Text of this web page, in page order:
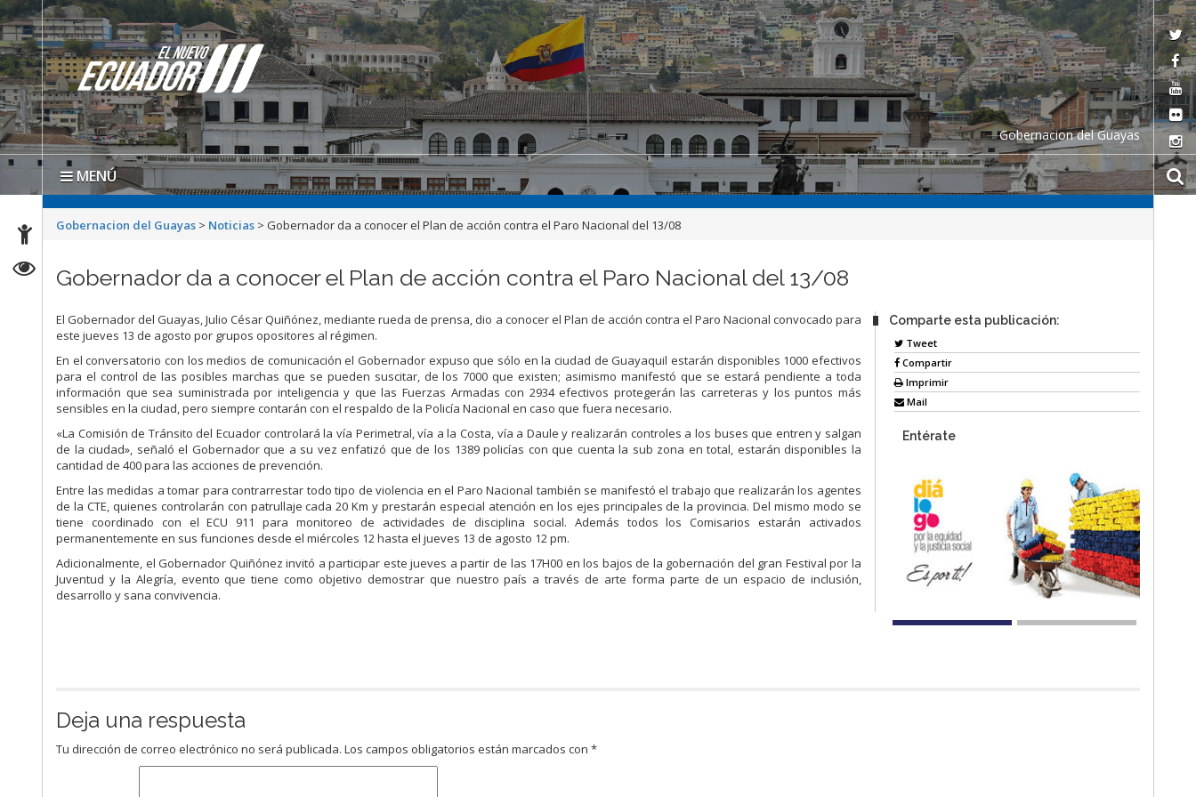
Gobernacion del Guayas
MENÚ
Gobernacion del Guayas > Noticias > Gobernador da a conocer el Plan de acción contra el Paro Nacional del 13/08
Gobernador da a conocer el Plan de acción contra el Paro Nacional del 13/08
El Gobernador del Guayas, Julio César Quiñónez, mediante rueda de prensa, dio a conocer el Plan de acción contra el Paro Nacional convocado para
este jueves 13 de agosto por grupos opositores al régimen.
En el conversatorio con los medios de comunicación el Gobernador expuso que sólo en la ciudad de Guayaquil estarán disponibles 1000 efectivos
para el control de las posibles marchas que se pueden suscitar, de los 7000 que existen; asimismo manifestó que se estará pendiente a toda
información que sea suministrada por inteligencia y que las Fuerzas Armadas con 2934 efectivos protegerán las carreteras y los puntos más
sensibles en la ciudad, pero siempre contarán con el respaldo de la Policía Nacional en caso que fuera necesario.
«La Comisión de Tránsito del Ecuador controlará la vía Perimetral, vía a la Costa, vía a Daule y realizarán controles a los buses que entren y salgan
de la ciudad», señaló el Gobernador que a su vez enfatizó que de los 1389 policías con que cuenta la sub zona en total, estarán disponibles la
cantidad de 400 para las acciones de prevención.
Entre las medidas a tomar para contrarrestar todo tipo de violencia en el Paro Nacional también se manifestó el trabajo que realizarán los agentes
de la CTE, quienes controlarán con patrullaje cada 20 Km y prestarán especial atención en los ejes principales de la provincia. Del mismo modo se
tiene coordinado con el ECU 911 para monitoreo de actividades de disciplina social. Además todos los Comisarios estarán activados
permanentemente en sus funciones desde el miércoles 12 hasta el jueves 13 de agosto 12 pm.
Adicionalmente, el Gobernador Quiñónez invitó a participar este jueves a partir de las 17H00 en los bajos de la gobernación del gran Festival por la
Juventud y la Alegría, evento que tiene como objetivo demostrar que nuestro país a través de arte forma parte de un espacio de inclusión,
desarrollo y sana convivencia.
Comparte esta publicación:
Tweet
Compartir
Imprimir
Mail
Entérate
Deja una respuesta
Tu dirección de correo electrónico no será publicada. Los campos obligatorios están marcados con*